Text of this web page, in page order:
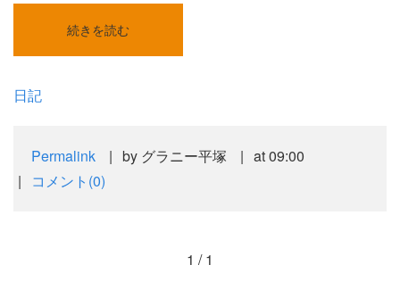
続きを読む
日記
Permalink by グラニー平塚
at 09:00
コメント(0)
1 / 1